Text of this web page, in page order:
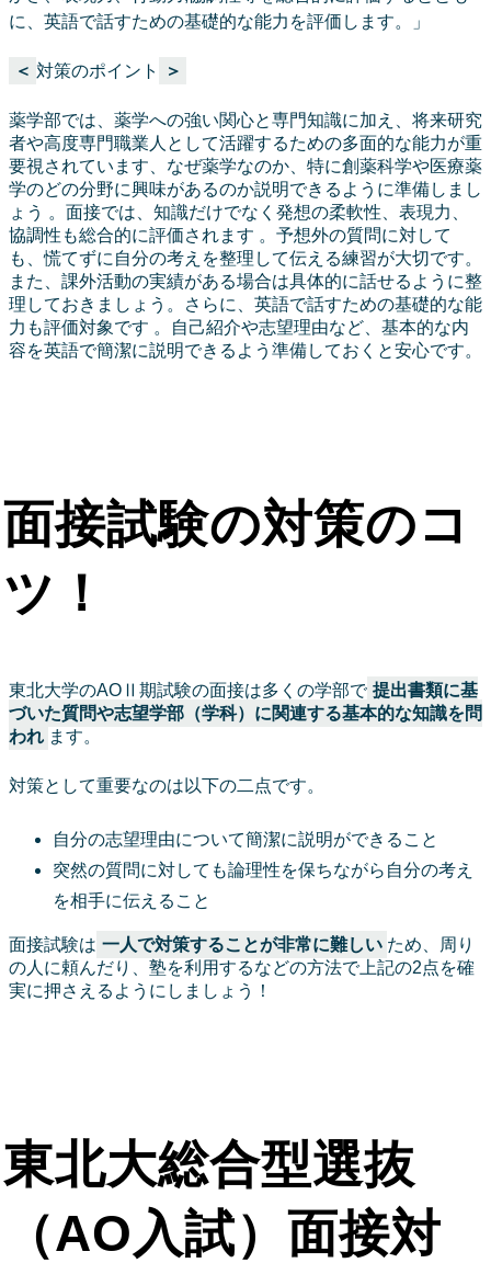
に、英語で話すための基礎的な能力を評価します。」
＜ 対策のポイント ＞
薬学部では、薬学への強い関心と専門知識に加え、将来研究
者や高度専門職業人として活躍するための多面的な能力が重
要視されています、なぜ薬学なのか、特に創薬科学や医療薬
学のどの分野に興味があるのか説明できるように準備しまし
ょう 。面接では、知識だけでなく発想の柔軟性、表現力、
協調性も総合的に評価されます 。予想外の質問に対して
も、慌てずに自分の考えを整理して伝える練習が大切です。
また、課外活動の実績がある場合は具体的に話せるように整
理しておきましょう。さらに、英語で話すための基礎的な能
力も評価対象です 。自己紹介や志望理由など、基本的な内
容を英語で簡潔に説明できるよう準備しておくと安心です。
面接試験の対策のコ
ツ！
東北大学のAOⅡ期試験の面接は多くの学部で 提出書類に基
づいた質問や志望学部（学科）に関連する基本的な知識を問
われ ます。
対策として重要なのは以下の二点です。
自分の志望理由について簡潔に説明ができること
突然の質問に対しても論理性を保ちながら自分の考え
を相手に伝えること
面接試験は 一人で対策することが非常に難しい ため、周り
の人に頼んだり、塾を利用するなどの方法で上記の2点を確
実に押さえるようにしましょう！
東北大総合型選抜
（AO入試）面接対